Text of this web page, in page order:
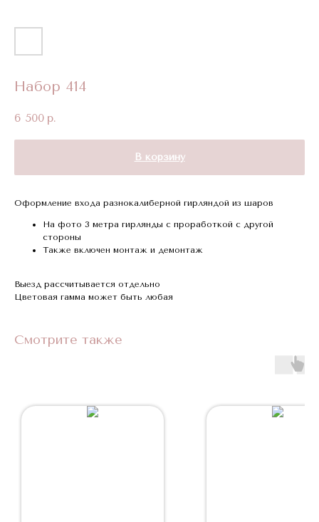
Набор 414
6 500 р.
В корзину
Оформление входа разнокалиберной гирляндой из шаров
На фото 3 метра гирлянды с проработкой с другой
стороны
Также включен монтаж и демонтаж
Выезд рассчитывается отдельно
Цветовая гамма может быть любая
Смотрите также